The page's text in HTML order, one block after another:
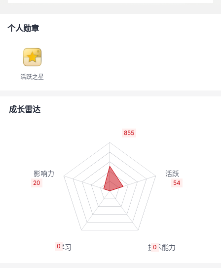
者
个人勋章
活跃之星
成长雷达
855
54
0
0
20